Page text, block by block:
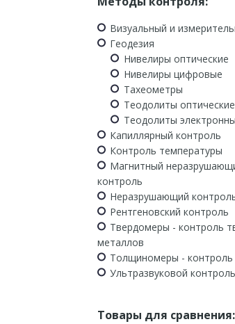
Визуальный и
Геодезия
Нивелиры оптические
Нивелиры цифровые
Тахеометры
Теодолиты оптические
Теодолиты
Капиллярный контроль
Контроль температуры
Магнитный
контроль
Неразрушающий
Рентгеновский контроль
Твердомеры - контроль
металлов
Толщиномеры - контроль
Ультразвуковой контроль
Товары для сравнения: